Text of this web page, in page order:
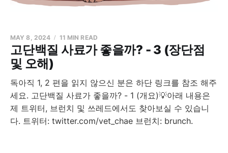
고단백질 사료가 좋을까? - 3 (장단점
및 오해)
MAY 8, 2024 11 MIN READ
독아직 1, 2 편을 읽지 않으신 분은 하단 링크를 참조 해주
세요. 고단백질 사료가 좋을까? - 1 (개요)💡아래 내용은
제 트위터, 브런치 및 쓰레드에서도 찾아보실 수 있습니
다. 트위터: twitter.com/vet_chae 브런치: brunch.